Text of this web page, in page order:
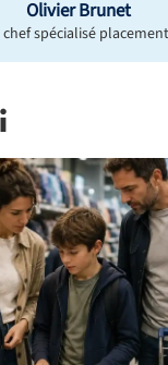
Olivier Brunet
spécialisé